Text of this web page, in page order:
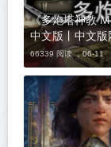
《多炮塔神教
中文版丨中文版
66339 阅读 ，06-11